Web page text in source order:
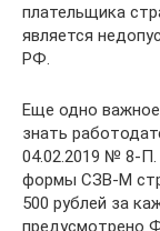
плательщика
является
РФ.
Еще одно
знать
04.02.2019 № 8-П.
формы СЗВ-М
500 рублей за
предусмотрено